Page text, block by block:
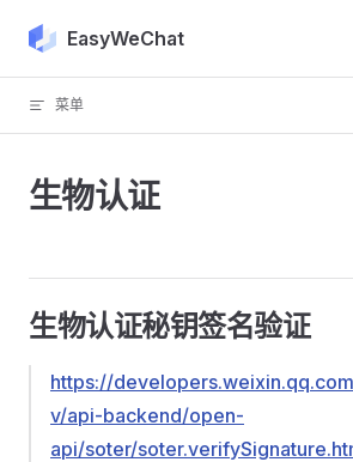
Skip to content
EasyWeChat
菜单
生物认证
生物认证秘钥签名验证
https://
v/api-backend/open-
api/soter/